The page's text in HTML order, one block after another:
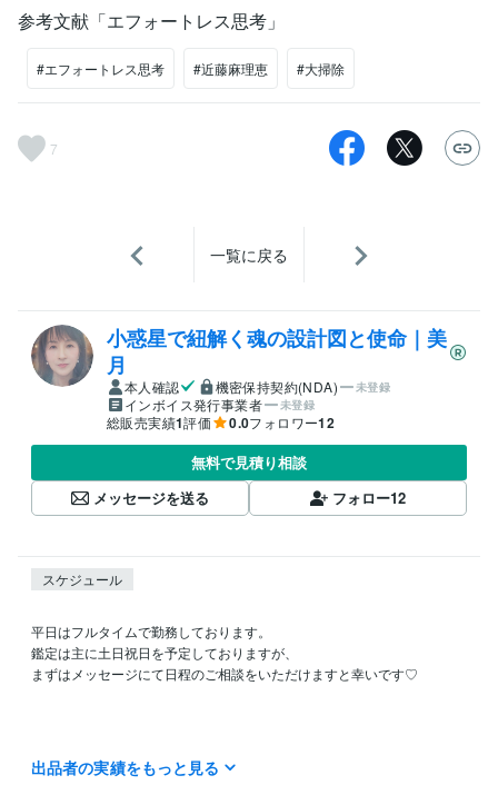
参考文献「エフォートレス思考」
#エフォートレス思考 #近藤麻理恵 #大掃除
7
一覧に戻る
小惑星で紐解く魂の設計図と使命｜美
月
本人確認 機密保持契約(NDA) 未登録
インボイス発行事業者 未登録
総販売実績1評価 0.0フォロワー12
無料で見積り相談
メッセージを送る
フォロー12
スケジュール
平日はフルタイムで勤務しております。
鑑定は主に土日祝日を予定しておりますが、
まずはメッセージにて日程のご相談をいただけますと幸いです♡
私の鑑定は、その場の即興で行うものではなく、
出品者の実績をもっと見る